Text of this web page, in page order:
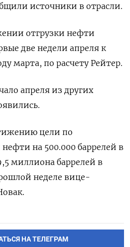
источники в отрасли.
отгрузки нефти
две недели апреля к
марта, по расчету Рейтер.
апреля из других
цели по
на 500.000 баррелей в
миллиона баррелей в
неделе вице-
НА ТЕЛЕГРАМ